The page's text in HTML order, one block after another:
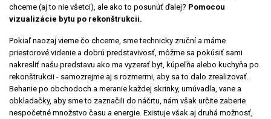
chceme (aj to nie všetci), ale ako to posunúť ďalej? Pomocou
vizualizácie bytu po rekonštrukcii.
Pokiaľ naozaj vieme čo chceme, sme technicky zruční a máme
priestorové videnie a dobrú predstavivosť, môžme sa pokúsiť sami
nakresliť našu predstavu ako ma vyzerať byt, kúpeľňa alebo kuchyňa po
rekonštrukcii - samozrejme aj s rozmermi, aby sa to dalo zrealizovať.
Behanie po obchodoch a meranie každej skrinky, umúvadla, vane a
obkladačky, aby sme to zaznačili do náčrtu, nám však určite zaberie
nespočetné množstvo času a energie. Existuje však aj druhá možnosť,